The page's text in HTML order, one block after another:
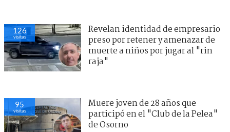
126
visitas
Revelan identidad de empresario
preso por retener y amenazar de
muerte a niños por jugar al "rin
raja"
95
visitas
Muere joven de 28 años que
participó en el "Club de la Pelea"
de Osorno